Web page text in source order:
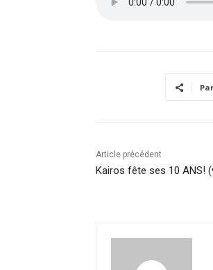
Article précédent
Kairos fête ses 10 ANS!